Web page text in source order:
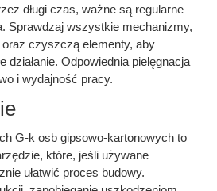
długi czas, ważne są regularne
Sprawdzaj wszystkie mechanizmy,
czyszczą elementy, aby
działanie. Odpowiednia pielęgnacja
i wydajność pracy.
G-k osb gipsowo-kartonowych to
które, jeśli używane
ułatwić proces budowy.